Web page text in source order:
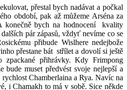
přestal bych nadávat a počkal
období, pak až můžeme Arséna za
konečně bych na hodnocení kvality
pár zápasů, vždyť nevíme co se
přibude Wislhere nedejbože
přestane bát střílet a dovolí si ještě
přihrávky. Kdy Frimpong
bude muset předvést svoje nejlepší a
Chamberlaina a Rya. Navíc na
i Chamakh to má v sobě. Sice někde